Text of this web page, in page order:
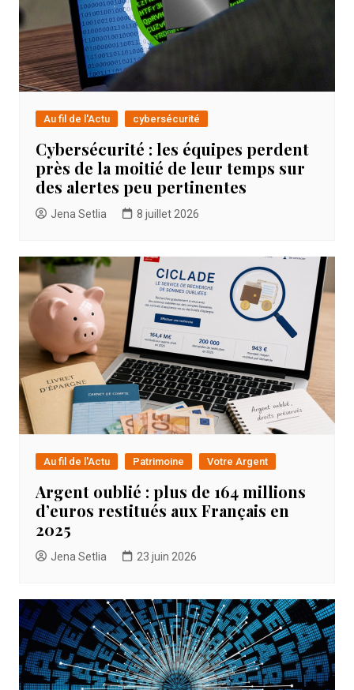
Au fil de l'Actu cybersécurité
Cybersécurité : les équipes perdent
près de la moitié de leur temps sur
des alertes peu pertinentes
Jena Setlia 8 juillet 2026
Au fil de l'Actu Patrimoine Votre Argent
Argent oublié : plus de 164 millions
d’euros restitués aux Français en
2025
Jena Setlia 23 juin 2026